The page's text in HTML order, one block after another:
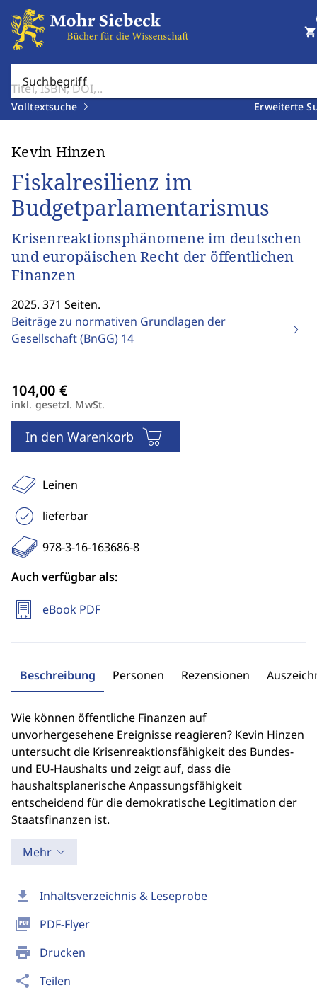
Suchbegriff
Volltextsuche Erweiterte
shopping_cart
download Inhaltsverzeichnis & Leseprobe
picture_as_pdf PDF-Flyer
print Drucken
share Teilen
Kevin Hinzen
Fiskalresilienz im
Budgetparlamentarismus
Krisenreaktionsphänomene im deutschen
und europäischen Recht der öffentlichen
Finanzen
2025. 371 Seiten.
Beiträge zu normativen Grundlagen der
Gesellschaft (BnGG) 14
inkl. gesetzl. MwSt.
In den Warenkorb
Leinen
lieferbar
978-3-16-163686-8
Auch verfügbar als:
eBook PDF
Beschreibung Personen Rezensionen
Wie können öffentliche Finanzen auf
unvorhergesehene Ereignisse reagieren? Kevin Hinzen
untersucht die Krisenreaktionsfähigkeit des Bundes-
und EU-Haushalts und zeigt auf, dass die
haushaltsplanerische Anpassungsfähigkeit
entscheidend für die demokratische Legitimation der
Staatsfinanzen ist.
Mehr